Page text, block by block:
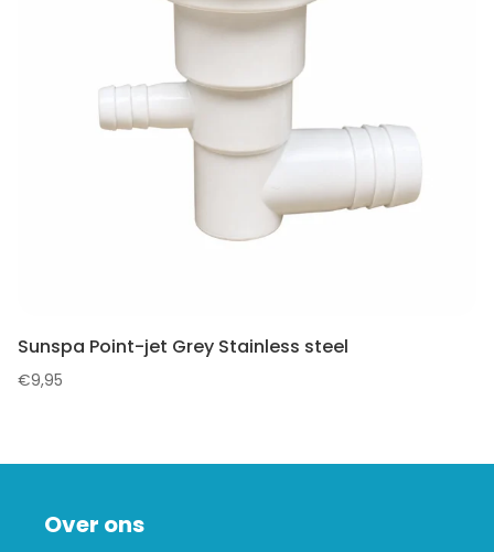
Sunspa Point-jet Grey Stainless steel
€9,95
Over ons